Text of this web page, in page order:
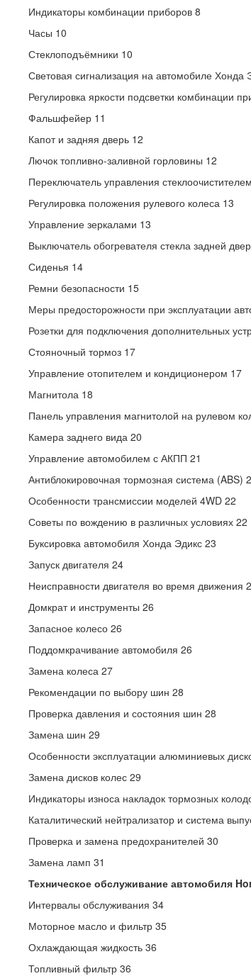
Индикаторы комбинации приборов 8
Часы 10
Стеклоподъёмники 10
Световая сигнализация на автомобиле Хонда
Регулировка яркости подсветки комбинации
Фальшфейер 11
Капот и задняя дверь 12
Лючок топливно-заливной горловины 12
Переключатель управления
Регулировка положения рулевого колеса 13
Управление зеркалами 13
Выключатель обогревателя стекла задней
Сиденья 14
Ремни безопасности 15
Меры предосторожности при эксплуатации
Розетки для подключения дополнительных
Стояночный тормоз 17
Управление отопителем и кондиционером 17
Магнитола 18
Панель управления магнитолой на рулевом
Камера заднего вида 20
Управление автомобилем с АКПП 21
Антиблокировочная тормозная система (ABS)
Особенности трансмиссии моделей 4WD 22
Советы по вождению в различных условиях 22
Буксировка автомобиля Хонда Эдикс 23
Запуск двигателя 24
Неисправности двигателя во время движения
Домкрат и инструменты 26
Запасное колесо 26
Поддомкрачивание автомобиля 26
Замена колеса 27
Рекомендации по выбору шин 28
Проверка давления и состояния шин 28
Замена шин 29
Особенности эксплуатации алюминиевых
Замена дисков колес 29
Индикаторы износа накладок тормозных
Каталитический нейтрализатор и система
Проверка и замена предохранителей 30
Замена ламп 31
Техническое обслуживание автомобиля
Интервалы обслуживания 34
Моторное масло и фильтр 35
Охлаждающая жидкость 36
Топливный фильтр 36